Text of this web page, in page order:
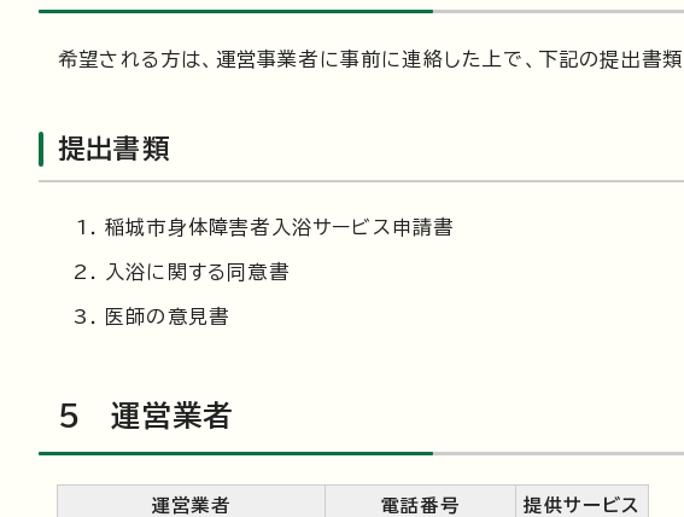
希望される方は、運営事業者に事前に連絡した上で、下記の提出書
提出書類
稲城市身体障害者入浴サービス申請書
入浴に関する同意書
医師の意見書
5 運営業者
運営業者 電話番号 提供サービス